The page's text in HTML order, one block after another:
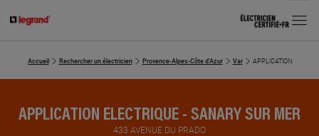
MENU
Accueil Rechercher un électricien Provence-Alpes-Côte d'Azur Var APPLICATION
APPLICATION ELECTRIQUE - SANARY SUR MER
433 AVENUE DU PRADO